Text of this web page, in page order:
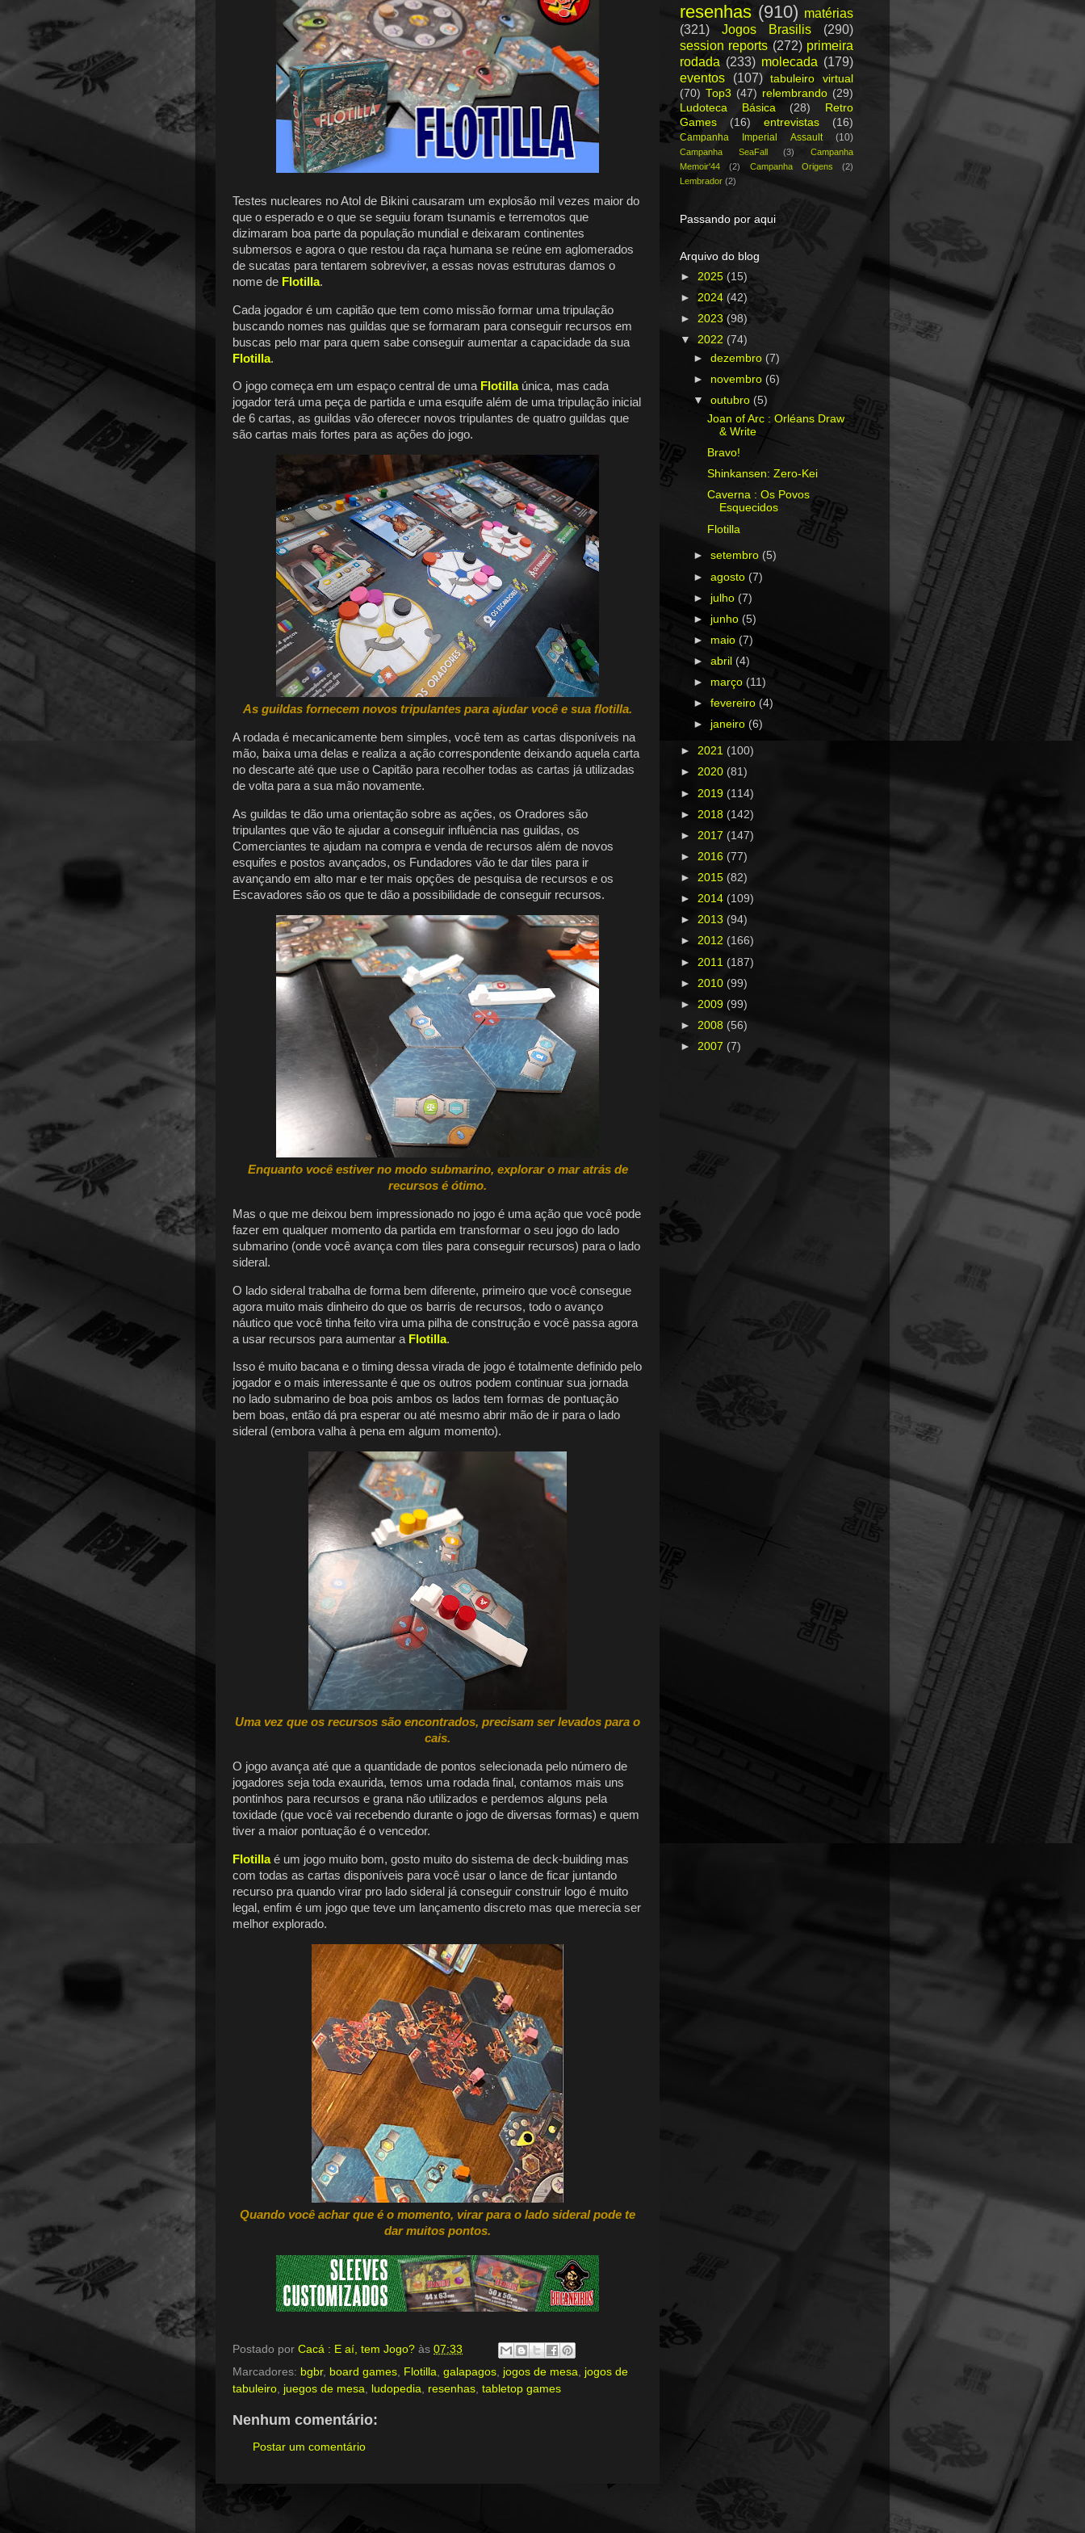
Testes nucleares no Atol de Bikini causaram um explosão mil vezes maior do
que o esperado e o que se seguiu foram tsunamis e terremotos que
dizimaram boa parte da população mundial e deixaram continentes
submersos e agora o que restou da raça humana se reúne em aglomerados
de sucatas para tentarem sobreviver, a essas novas estruturas damos o
nome de Flotilla.
Cada jogador é um capitão que tem como missão formar uma tripulação
buscando nomes nas guildas que se formaram para conseguir recursos em
buscas pelo mar para quem sabe conseguir aumentar a capacidade da sua
Flotilla.
O jogo começa em um espaço central de uma Flotillaúnica, mas cada
jogador terá uma peça de partida e uma esquife além de uma tripulação inicial
de 6 cartas, as guildas vão oferecer novos tripulantes de quatro guildas que
são cartas mais fortes para as ações do jogo.
As guildas fornecem novos tripulantes para ajudar você e sua flotilla.
A rodada é mecanicamente bem simples, você tem as cartas disponíveis na
mão, baixa uma delas e realiza a ação correspondente deixando aquela carta
no descarte até que use o Capitão para recolher todas as cartas já utilizadas
de volta para a sua mão novamente.
As guildas te dão uma orientação sobre as ações, os Oradores são
tripulantes que vão te ajudar a conseguir influência nas guildas, os
Comerciantes te ajudam na compra e venda de recursos além de novos
esquifes e postos avançados, os Fundadores vão te dar tiles para ir
avançando em alto mar e ter mais opções de pesquisa de recursos e os
Escavadores são os que te dão a possibilidade de conseguir recursos.
Enquanto você estiver no modo submarino, explorar o mar atrás de
recursos é ótimo.
Mas o que me deixou bem impressionado no jogo é uma ação que você pode
fazer em qualquer momento da partida em transformar o seu jogo do lado
submarino (onde você avança com tiles para conseguir recursos) para o lado
sideral.
O lado sideral trabalha de forma bem diferente, primeiro que você consegue
agora muito mais dinheiro do que os barris de recursos, todo o avanço
náutico que você tinha feito vira uma pilha de construção e você passa agora
a usar recursos para aumentar a Flotilla.
Isso é muito bacana e o timing dessa virada de jogo é totalmente definido pelo
jogador e o mais interessante é que os outros podem continuar sua jornada
no lado submarino de boa pois ambos os lados tem formas de pontuação
bem boas, então dá pra esperar ou até mesmo abrir mão de ir para o lado
sideral (embora valha à pena em algum momento).
Uma vez que os recursos são encontrados, precisam ser levados para o
cais.
O jogo avança até que a quantidade de pontos selecionada pelo número de
jogadores seja toda exaurida, temos uma rodada final, contamos mais uns
pontinhos para recursos e grana não utilizados e perdemos alguns pela
toxidade (que você vai recebendo durante o jogo de diversas formas) e quem
tiver a maior pontuação é o vencedor.
Flotillaé um jogo muito bom, gosto muito do sistema de deck-building mas
com todas as cartas disponíveis para você usar o lance de ficar juntando
recurso pra quando virar pro lado sideral já conseguir construir logo é muito
legal, enfim é um jogo que teve um lançamento discreto mas que merecia ser
melhor explorado.
Quando você achar que é o momento, virar para o lado sideral pode te
dar muitos pontos.
Postado por Cacá : E aí, tem Jogo? às 07:33
Marcadores: bgbr, board games, Flotilla, galapagos, jogos de mesa, jogos de
tabuleiro, juegos de mesa, ludopedia, resenhas, tabletop games
Nenhum comentário:
Postar um comentário
resenhas (910) matérias
(321)
Jogos Brasilis
(290)
session reports (272) primeira
rodada (233) molecada (179)
eventos
(107)
tabuleiro virtual
(70) Top3 (47) relembrando (29)
Ludoteca Básica
(28)
Retro
Games
(16) entrevistas (16)
Campanha Imperial Assault (10)
Campanha SeaFall (3)
Campanha
Memoir'44
(2) Campanha Origens
(2)
Lembrador (2)
Passando por aqui
Arquivo do blog
► 2025 (15)
► 2024 (42)
► 2023 (98)
▼ 2022 (74)
►dezembro (7)
► novembro (6)
▼outubro (5)
Joan of Arc : Orléans Draw
& Write
Bravo!
Shinkansen: Zero-Kei
Caverna : Os Povos
Esquecidos
Flotilla
►setembro (5)
►agosto (7)
► julho (7)
► junho (5)
► maio(7)
►abril (4)
► março (11)
►fevereiro(4)
► janeiro (6)
► 2021 (100)
► 2020 (81)
► 2019 (114)
► 2018 (142)
► 2017 (147)
► 2016 (77)
► 2015 (82)
► 2014 (109)
► 2013 (94)
► 2012 (166)
► 2011 (187)
► 2010 (99)
► 2009 (99)
► 2008 (56)
► 2007 (7)